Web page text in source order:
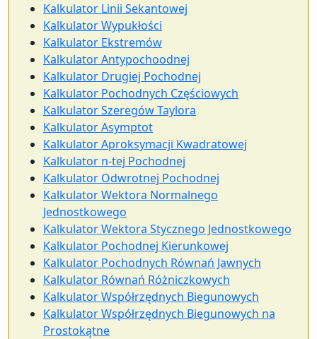
Kalkulator Linii Sekantowej
Kalkulator Wypukłości
Kalkulator Ekstremów
Kalkulator Antypochoodnej
Kalkulator Drugiej Pochodnej
Kalkulator Pochodnych Częściowych
Kalkulator Szeregów Taylora
Kalkulator Asymptot
Kalkulator Aproksymacji Kwadratowej
Kalkulator n-tej Pochodnej
Kalkulator Odwrotnej Pochodnej
Kalkulator Wektora Normalnego
Jednostkowego
Kalkulator Wektora Stycznego Jednostkowego
Kalkulator Pochodnej Kierunkowej
Kalkulator Pochodnych Równań Jawnych
Kalkulator Równań Różniczkowych
Kalkulator Współrzędnych Biegunowych
Kalkulator Współrzędnych Biegunowych na
Prostokątne